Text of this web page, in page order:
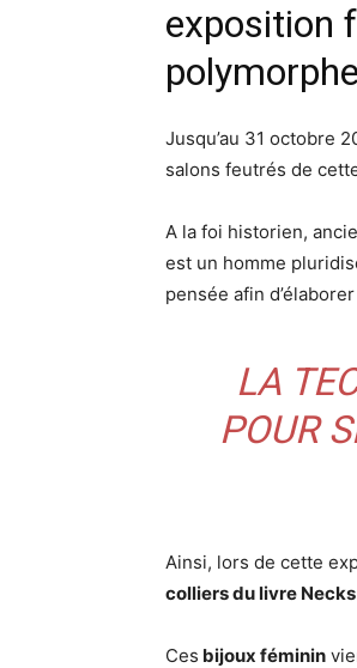
exposition
Jusqu’au 31 octobre
salons feutrés de
A la foi historien,
est un homme
pensée afin
LA
POUR
Ainsi, lors de cette
colliers du livre Necks
Ces bijoux féminin